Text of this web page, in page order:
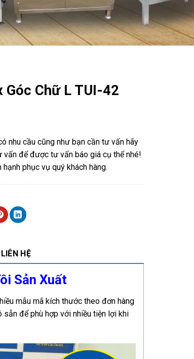
Góc Chữ L TUI-42
nhu cầu cũng như bạn cần tư vấn hãy
vấn để được tư vấn báo giá cụ thể nhé!
hạnh phục vụ quý khách hàng.
LIÊN HỆ
Sản Xuất
mẫu mã kích thước theo đơn hàng
để phù hợp với nhiều tiện lợi khi